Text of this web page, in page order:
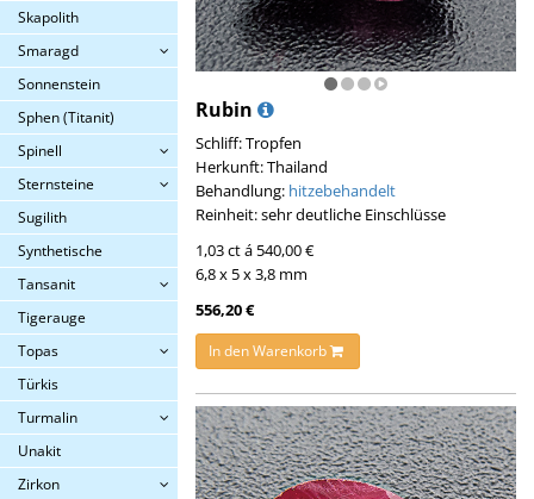
Skapolith
Smaragd
Sonnenstein
Sphen (Titanit)
Spinell
Sternsteine
Sugilith
Synthetische
Tansanit
Tigerauge
Topas
Türkis
Turmalin
Unakit
Zirkon
Rubin
Schliff: Tropfen
Herkunft: Thailand
Behandlung: hitzebehandelt
Reinheit: sehr deutliche Einschlüsse
1,03 ct á 540,00 €
6,8 x 5 x 3,8 mm
556,20 €
In den Warenkorb